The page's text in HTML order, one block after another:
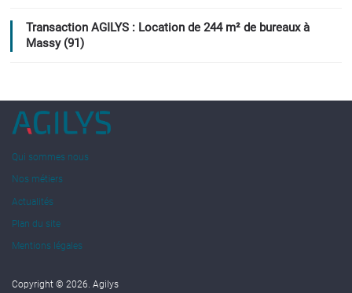
Transaction AGILYS : Location de 244 m² de bureaux à
Massy (91)
Qui sommes nous
Nos métiers
Actualités
Plan du site
Mentions légales
Copyright © 2026. Agilys